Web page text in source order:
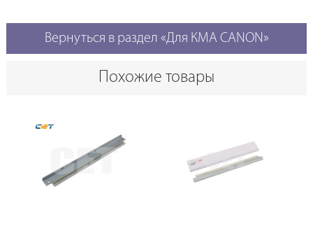
Вернуться в раздел «Для КМА CANON»
Похожие товары